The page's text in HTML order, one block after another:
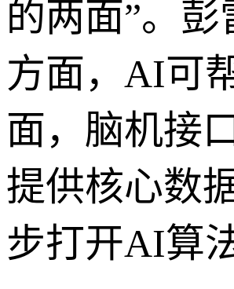
的两面”。
方面，AI可
面，脑机接
提供核心数
步打开AI算